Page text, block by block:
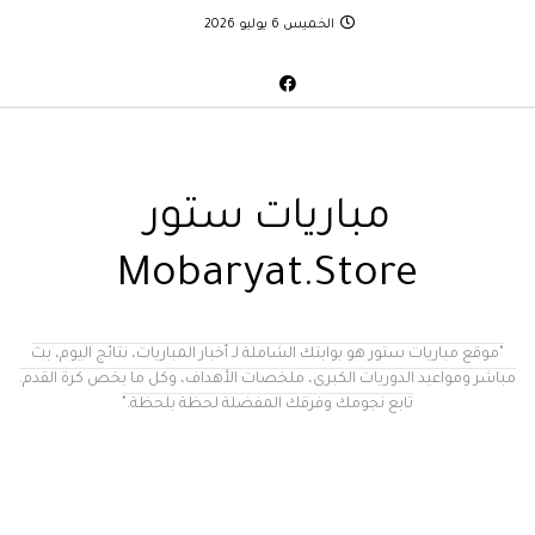
الخميس 6 يوليو 2026
مباريات ستور
Mobaryat.Store
"موقع مباريات ستور هو بوابتك الشاملة لـ أخبار المباريات، نتائج اليوم، بث
مباشر ومواعيد الدوريات الكبرى، ملخصات الأهداف، وكل ما يخص كرة القدم.
تابع نجومك وفرقك المفضلة لحظة بلحظة."